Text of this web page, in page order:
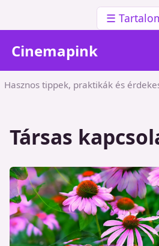
☰
Cinemapink
Hasznos tippek, praktikák és
Társas